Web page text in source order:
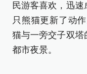
民游客喜欢，迅
只熊猫更新了动
猫与一旁交子双塔
都市夜景。